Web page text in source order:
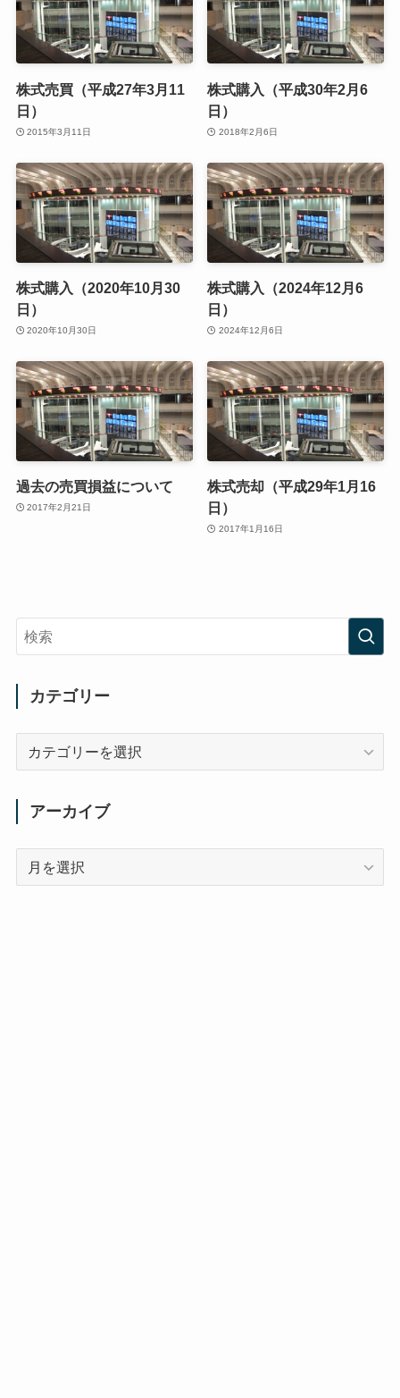
株式売買（平成27年3月11
日）
2015年3月11日
株式購入（平成30年2月6
日）
2018年2月6日
株式購入（2020年10月30
日）
2020年10月30日
株式購入（2024年12月6
日）
2024年12月6日
過去の売買損益について
2017年2月21日
株式売却（平成29年1月16
日）
2017年1月16日
カテゴリー
アーカイブ